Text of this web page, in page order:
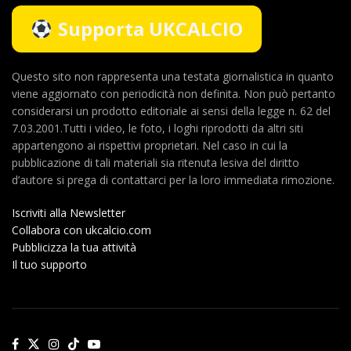
Supporta UKCALCIO
Questo sito non rappresenta una testata giornalistica in quanto
viene aggiornato con periodicità non definita. Non può pertanto
considerarsi un prodotto editoriale ai sensi della legge n. 62 del
7.03.2001.Tutti i video, le foto, i loghi riprodotti da altri siti
appartengono ai rispettivi proprietari. Nel caso in cui la
pubblicazione di tali materiali sia ritenuta lesiva del diritto
d’autore si prega di contattarci per la loro immediata rimozione.
Iscriviti alla Newsletter
Collabora con ukcalcio.com
Pubblicizza la tua attività
Il tuo supporto